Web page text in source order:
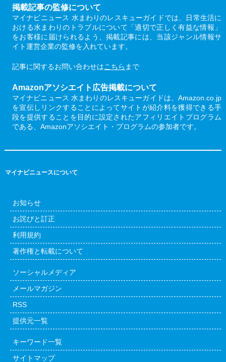
掲載記事の監修について
マイナビニュース 水まわりのレスキューガイドでは、日常生活に
おける水まわりのトラブルについて「適切で正しく有益な情報」
をお客様に届けられるよう、掲載記事には、当該ジャンル情報サ
イト運営企業の監修を入れています。
記事に関するお問い合わせはこちら まで
Amazonアソシエイト広告掲載について
マイナビニュース 水まわりのレスキューガイドは、Amazon.co.jp
を宣伝しリンクすることによってサイトが紹介料を獲得できる手
段を提供することを目的に設定されたアフィリエイトプログラム
である、Amazonアソシエイト・プログラムの参加者です。
マイナビニュースについて
お知らせ
お詫びと訂正
利用規約
著作権と転載について
ソーシャルメディア
メールマガジン
RSS
提供元一覧
キーワード一覧
サイトマップ